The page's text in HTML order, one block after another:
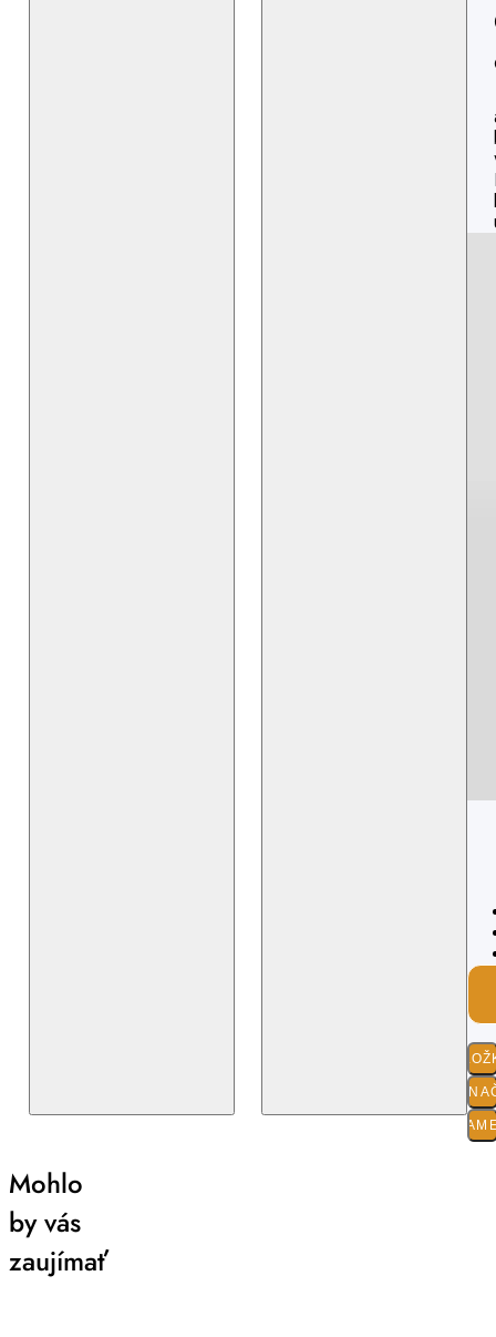
O
Mohlo
by vás
zaujímať